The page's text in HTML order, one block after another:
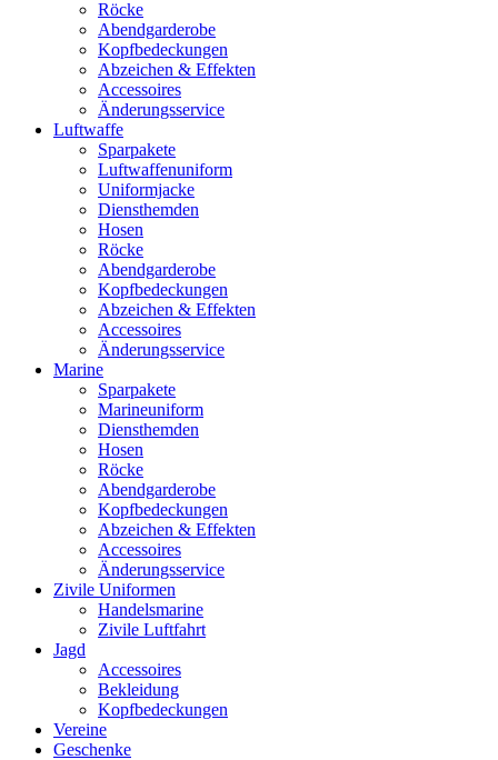
Röcke
Abendgarderobe
Kopfbedeckungen
Abzeichen & Effekten
Accessoires
Änderungsservice
Luftwaffe
Sparpakete
Luftwaffenuniform
Uniformjacke
Diensthemden
Hosen
Röcke
Abendgarderobe
Kopfbedeckungen
Abzeichen & Effekten
Accessoires
Änderungsservice
Marine
Sparpakete
Marineuniform
Diensthemden
Hosen
Röcke
Abendgarderobe
Kopfbedeckungen
Abzeichen & Effekten
Accessoires
Änderungsservice
Zivile Uniformen
Handelsmarine
Zivile Luftfahrt
Jagd
Accessoires
Bekleidung
Kopfbedeckungen
Vereine
Geschenke